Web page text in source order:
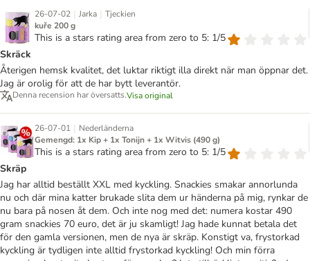
26-07-02 | Jarka | Tjeckien
kuře 200 g
This is a stars rating area from zero to 5: 1/5
Skräck
Återigen hemsk kvalitet, det luktar riktigt illa direkt när man öppnar det.
Jag är orolig för att de har bytt leverantör.
Denna recension har översatts.Visa original
26-07-01 | Nederländerna
Gemengd: 1x Kip + 1x Tonijn + 1x Witvis (490 g)
This is a stars rating area from zero to 5: 1/5
Skräp
Jag har alltid beställt XXL med kyckling. Snackies smakar annorlunda
nu och där mina katter brukade slita dem ur händerna på mig, rynkar de
nu bara på nosen åt dem. Och inte nog med det: numera kostar 490
gram snackies 70 euro, det är ju skamligt! Jag hade kunnat betala det
för den gamla versionen, men de nya är skräp. Konstigt va, frystorkad
kyckling är tydligen inte alltid frystorkad kyckling! Och min förra